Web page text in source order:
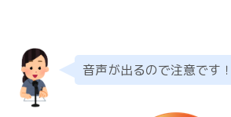
音声が出るので注意です！